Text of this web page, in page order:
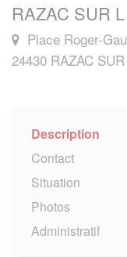
RAZAC SUR
Place Roger-
24430 RAZAC
Description
Contact
Situation
Photos
Administratif